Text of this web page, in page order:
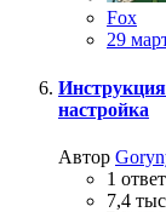
Fox
29
настройка
Автор
1 ответ
7,4 тыс